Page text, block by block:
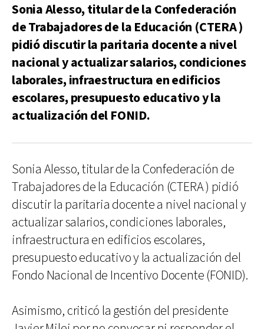
Sonia Alesso, titular de la Confederación
de Trabajadores de la Educación (CTERA )
pidió discutir la paritaria docente a nivel
nacional y actualizar salarios, condiciones
laborales, infraestructura en edificios
escolares, presupuesto educativo y la
actualización del FONID.
Sonia Alesso, titular de la Confederación de
Trabajadores de la Educación (CTERA ) pidió
discutir la paritaria docente a nivel nacional y
actualizar salarios, condiciones laborales,
infraestructura en edificios escolares,
presupuesto educativo y la actualización del
Fondo Nacional de Incentivo Docente (FONID).
Asimismo, criticó la gestión del presidente